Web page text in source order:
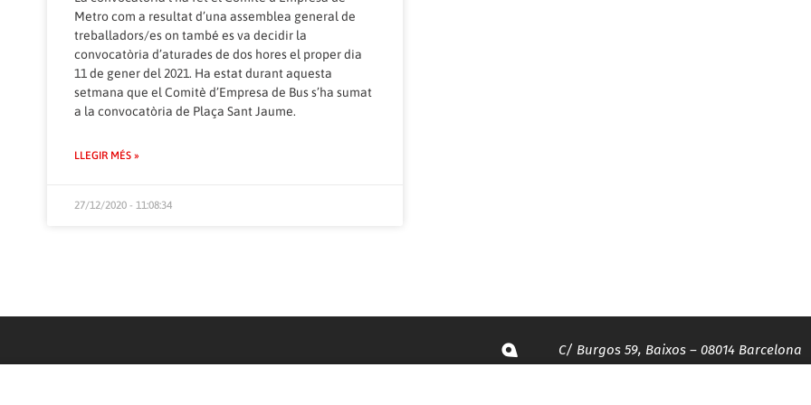
Metro com a resultat d’una assemblea general de
treballadors/es on també es va decidir la
convocatòria d’aturades de dos hores el proper dia
11 de gener del 2021. Ha estat durant aquesta
setmana que el Comitè d’Empresa de Bus s’ha sumat
a la convocatòria de Plaça Sant Jaume.
LLEGIR MÉS »
27/12/2020 - 11:08:34
C/ Burgos 59, Baixos – 08014 Barcelona